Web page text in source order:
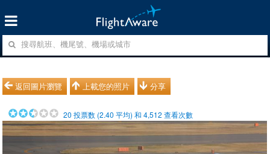
返回圖片瀏覽 上載您的照片 分享
20 投票数 (2.40 平均) 和4,512 查看次數